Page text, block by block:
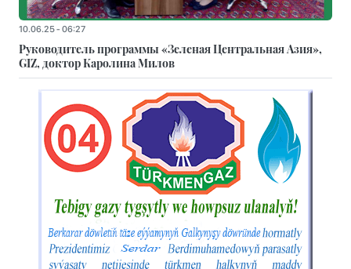
10.06.25 - 06:27
Руководитель программы «Зеленая Центральная Азия»,
GIZ, доктор Каролина Милов